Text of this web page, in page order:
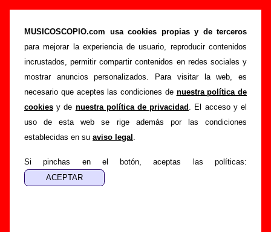
MUSICOSCOPIO.com usa cookies propias y de terceros
para mejorar la experiencia de usuario, reproducir contenidos
incrustados, permitir compartir contenidos en redes sociales y
mostrar anuncios personalizados. Para visitar la web, es
necesario que aceptes las condiciones de nuestra política de
cookies y de nuestra política de privacidad . El acceso y el
uso de esta web se rige además por las condiciones
establecidas en su aviso legal .
Si pinchas en el botón, aceptas las políticas:
“Atrapado en el tiempo”, canción de Los
Flechazos (Letra e información)
Portada >Los Flechazos > Canciones >Atrapado en el tiempo
Esta página pretende recopilar todo tipo de información
sobre lacanción "Atrapado en el tiempo" interpretada por
Los Flechazos . Además de su letra, también aparecerá
información sobre el autor o los autores, sobre los discos en
los que está incluido este tema, sobre la grabación del
encuentras errores o tienes información adicional, puedes
ayudar a
completar esta información